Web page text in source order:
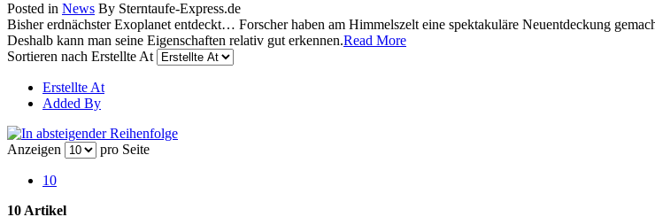
Posted in News By Sterntaufe-Express.de
Bisher erdnächster Exoplanet entdeckt… Forscher haben am Himmelszelt eine spektakuläre Neuentdeckung
Deshalb kann man seine Eigenschaften relativ gut erkennen.Read More
Sortieren nach Erstellte At
Erstellte At
Added By
Anzeigen pro Seite
10
10 Artikel